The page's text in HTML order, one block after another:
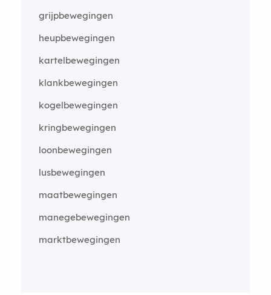
grijpbewegingen
heupbewegingen
kartelbewegingen
klankbewegingen
kogelbewegingen
kringbewegingen
loonbewegingen
lusbewegingen
maatbewegingen
manegebewegingen
marktbewegingen